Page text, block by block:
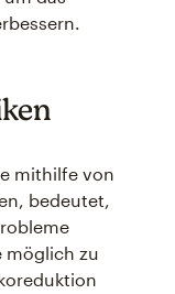
mithilfe von
bedeutet,
möglich zu